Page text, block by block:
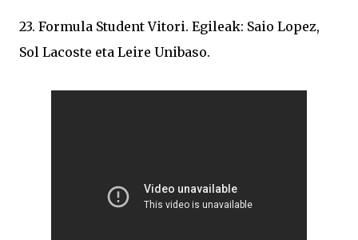
23. Formula Student Vitori. Egileak: Saio Lopez,
Sol Lacoste eta Leire Unibaso.